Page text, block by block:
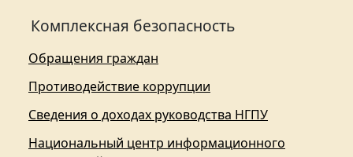
Комплексная безопасность
Обращения граждан
Противодействие коррупции
Сведения о доходах руководства НГПУ
Национальный центр информационного